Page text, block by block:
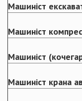
Машиніст
Машиніст
Машиніст
Машиніст крана